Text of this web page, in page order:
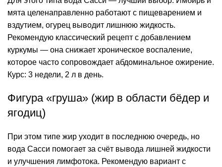
мята целенаправленно работают с пищеварением и
вздутием, огурец выводит лишнюю жидкость.
Рекомендую классический рецепт с добавлением
куркумы — она снижает хроническое воспаление,
которое часто сопровождает абдоминальное ожирение.
Курс: 3 недели, 2 л в день.
Фигура «груша» (жир в области бёдер и
ягодиц)
При этом типе жир уходит в последнюю очередь, но
вода Сасси помогает за счёт вывода лишней жидкости
и улучшения лимфотока. Рекомендую вариант с